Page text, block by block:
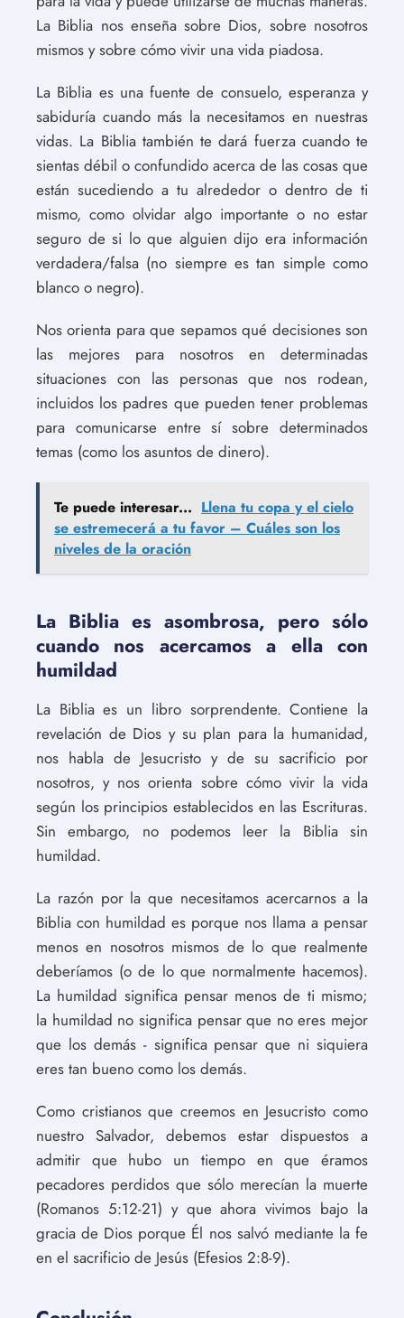
La Biblia nos enseña sobre Dios, sobre nosotros
mismos y sobre cómo vivir una vida piadosa.
La Biblia es una fuente de consuelo, esperanza y
sabiduría cuando más la necesitamos en nuestras
vidas. La Biblia también te dará fuerza cuando te
sientas débil o confundido acerca de las cosas que
están sucediendo a tu alrededor o dentro de ti
mismo, como olvidar algo importante o no estar
seguro de si lo que alguien dijo era información
verdadera/falsa (no siempre es tan simple como
blanco o negro).
Nos orienta para que sepamos qué decisiones son
las mejores para nosotros en determinadas
situaciones con las personas que nos rodean,
incluidos los padres que pueden tener problemas
para comunicarse entre sí sobre determinados
temas (como los asuntos de dinero).
Te puede interesar... Llena tu copa y el cielo
se estremecerá a tu favor – Cuáles son los
niveles de la oración
La Biblia es asombrosa, pero sólo
cuando nos acercamos a ella con
humildad
La Biblia es un libro sorprendente. Contiene la
revelación de Dios y su plan para la humanidad,
nos habla de Jesucristo y de su sacrificio por
nosotros, y nos orienta sobre cómo vivir la vida
según los principios establecidos en las Escrituras.
Sin embargo, no podemos leer la Biblia sin
humildad.
La razón por la que necesitamos acercarnos a la
Biblia con humildad es porque nos llama a pensar
menos en nosotros mismos de lo que realmente
deberíamos (o de lo que normalmente hacemos).
La humildad significa pensar menos de ti mismo;
la humildad no significa pensar que no eres mejor
que los demás - significa pensar que ni siquiera
eres tan bueno como los demás.
Como cristianos que creemos en Jesucristo como
nuestro Salvador, debemos estar dispuestos a
admitir que hubo un tiempo en que éramos
pecadores perdidos que sólo merecían la muerte
(Romanos 5:12-21) y que ahora vivimos bajo la
gracia de Dios porque Él nos salvó mediante la fe
en el sacrificio de Jesús (Efesios 2:8-9).